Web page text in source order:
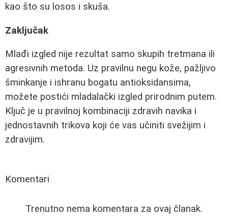
kao što su losos i skuša.
Zaključak
Mlađi izgled nije rezultat samo skupih tretmana ili
agresivnih metoda. Uz pravilnu negu kože, pažljivo
šminkanje i ishranu bogatu antioksidansima,
možete postići mladalački izgled prirodnim putem.
Ključ je u pravilnoj kombinaciji zdravih navika i
jednostavnih trikova koji će vas učiniti svežijim i
zdravijim.
Komentari
Trenutno nema komentara za ovaj članak.